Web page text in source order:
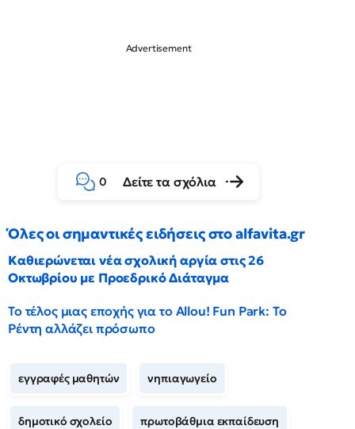
0 Δείτε τα σχόλια
Όλες οι σημαντικές ειδήσεις στο alfavita.gr
Καθιερώνεται νέα σχολική αργία στις 26
Οκτωβρίου με Προεδρικό Διάταγμα
Το τέλος μιας εποχής για το Allou! Fun Park: Το
Ρέντη αλλάζει πρόσωπο
εγγραφές μαθητών νηπιαγωγείο
δημοτικό σχολείο πρωτοβάθμια εκπαίδευση